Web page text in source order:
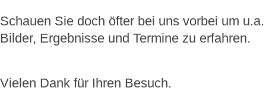
Schauen Sie doch öfter bei uns vorbei um u.a.
Bilder, Ergebnisse und Termine zu erfahren.
Vielen Dank für Ihren Besuch.